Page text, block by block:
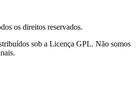
os direitos reservados.
sob a Licença GPL. Não somos